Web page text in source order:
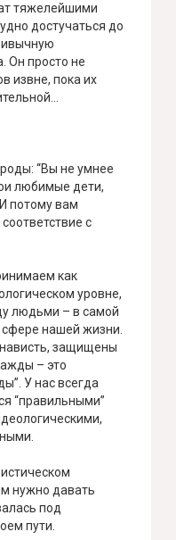
тяжелейшими
достучаться до
Он просто не
извне, пока их
“Вы не умнее
любимые дети,
потому вам
с
как
уровне,
людьми – в самой
нашей жизни.
защищены
– это
У нас всегда
“правильными”
нужно давать
под
пути.